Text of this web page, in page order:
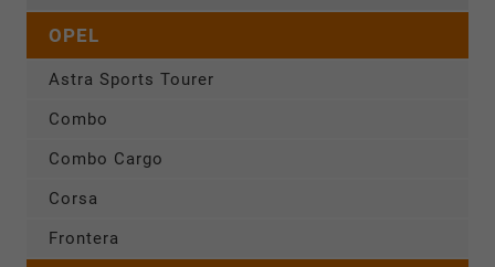
OPEL
Astra Sports Tourer
Combo
Combo Cargo
Corsa
Frontera